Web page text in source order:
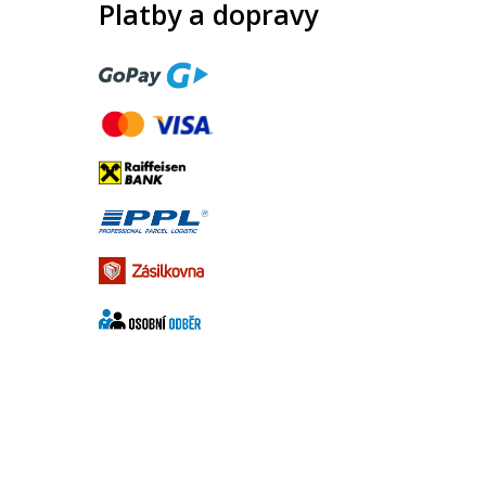
Platby a dopravy